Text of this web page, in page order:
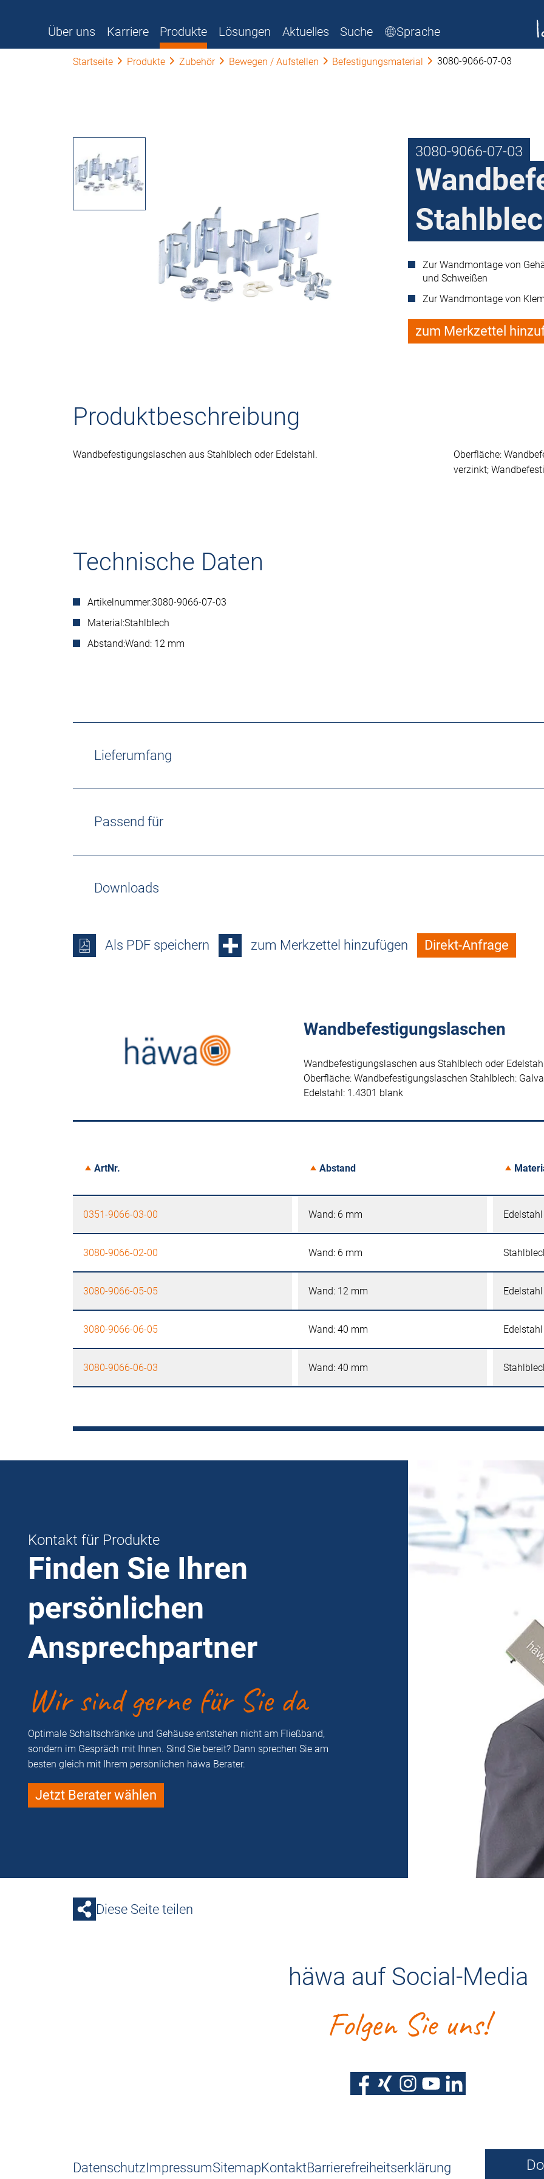
Über uns Karriere Produkte Lösungen Aktuelles Suche Sprache
Startseite Produkte Zubehör Bewegen / Aufstellen Befestigungsmaterial 3080-9066-07-03
3080-9066-07-03
Zur Wandmontage von
und Schweißen
Zur Wandmontage von
zum Merkzettel
Produktbeschreibung
Wandbefestigungslaschen aus Stahlblech oder Edelstahl.
Oberfläche:
verzinkt;
Technische Daten
Artikelnummer:3080-9066-07-03
Material:Stahlblech
Abstand:Wand: 12 mm
Lieferumfang
Passend für
Downloads
Als PDF speichern zum Merkzettel hinzufügen Direkt-Anfrage
Wandbefestigungslaschen
Wandbefestigungslaschen aus Stahlblech oder
Oberfläche: Wandbefestigungslaschen Stahlblech:
Edelstahl: 1.4301 blank
ArtNr. Abstand
0351-9066-03-00 Wand: 6 mm Edelstahl
3080-9066-02-00 Wand: 6 mm
3080-9066-05-05 Wand: 12 mm Edelstahl
3080-9066-06-05 Wand: 40 mm Edelstahl
3080-9066-06-03 Wand: 40 mm
Kontakt für Produkte
Finden Sie Ihren
persönlichen
Ansprechpartner
Wir sind gerne für Sie da
Optimale Schaltschränke und Gehäuse entstehen nicht am Fließband,
sondern im Gespräch mit Ihnen. Sind Sie bereit? Dann sprechen Sie am
besten gleich mit Ihrem persönlichen häwa Berater.
Jetzt Berater wählen
Diese Seite teilen
häwa auf Social-Media
Folgen Sie uns!
DatenschutzImpressumSitemapKontaktBarrierefreiheitserklärung